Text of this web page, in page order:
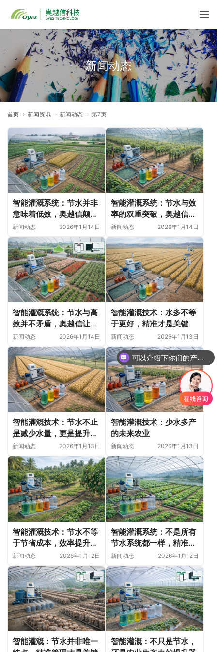
新闻动态
首页 新闻资讯 新闻动态 第7页
智能灌溉系统：节水并非
意味着低效，奥越信颠覆
传统农业认知
新闻动态 2026年1月14日
智能灌溉系统：节水与效
率的双重突破，奥越信引
领行业新风潮
新闻动态 2026年1月14日
智能灌溉系统：节水与高
效并不矛盾，奥越信让你
重新定义农业灌溉
新闻动态 2026年1月14日
智能灌溉技术：水多不等
于更好，精准才是关键
新闻动态 2026年1月13日
智能灌溉技术：节水不止
是减少水量，更是提升效
率的关键
新闻动态 2026年1月13日
智能灌溉技术：少水多产
的未来农业
新闻动态 2026年1月13日
智能灌溉技术：节水不等
于节省成本，效率提升才
是关键
新闻动态 2026年1月12日
智能灌溉系统：不是所有
节水系统都一样，精准度
才是关键
新闻动态 2026年1月12日
智能灌溉：节水并非唯一
智能灌溉：不只是节水，
可以介绍下你们的产品么
你们是怎么收费的呢